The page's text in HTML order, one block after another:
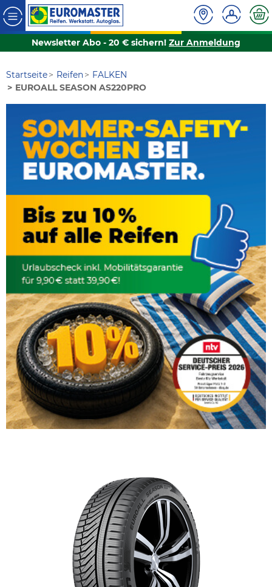
Newsletter Abo - 20 € sichern! Zur Anmeldung
Startseite Reifen
FALKEN
EUROALL SEASON AS220PRO